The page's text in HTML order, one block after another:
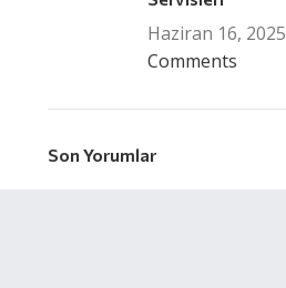
Haziran 16, 2025
Comments
Son Yorumlar